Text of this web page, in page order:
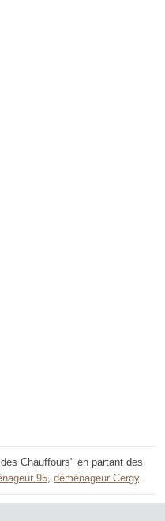
Chauffours" en partant des
95 déménageur Cergy.